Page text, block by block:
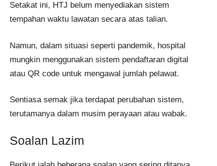
Setakat ini, HTJ belum menyediakan sistem
tempahan waktu lawatan secara atas talian.
Namun, dalam situasi seperti pandemik, hospital
mungkin menggunakan sistem pendaftaran digital
atau QR code untuk mengawal jumlah pelawat.
Sentiasa semak jika terdapat perubahan sistem,
terutamanya dalam musim perayaan atau wabak.
Soalan Lazim